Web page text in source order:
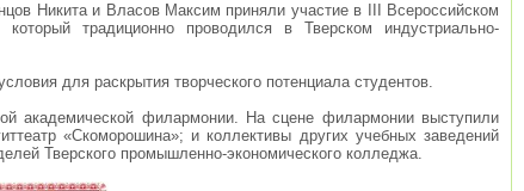
Никита и Власов Максим приняли участие в III Всероссийском
который традиционно проводился в Тверском индустриально-
для раскрытия творческого потенциала студентов.
академической филармонии. На сцене филармонии выступили
«Скоморошина»; и коллективы других учебных заведений
Тверского промышленно-экономического колледжа.